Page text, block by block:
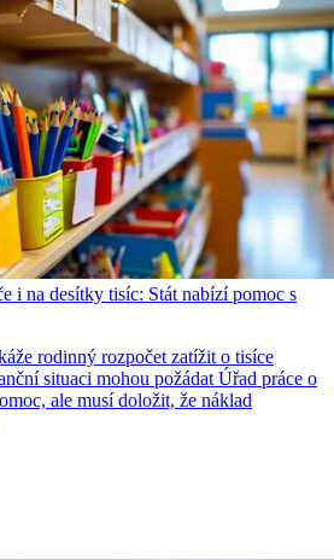
i na desítky tisíc: Stát nabízí pomoc s
rodinný rozpočet zatížit o tisíce
situaci mohou požádat Úřad práce o
ale musí doložit, že náklad